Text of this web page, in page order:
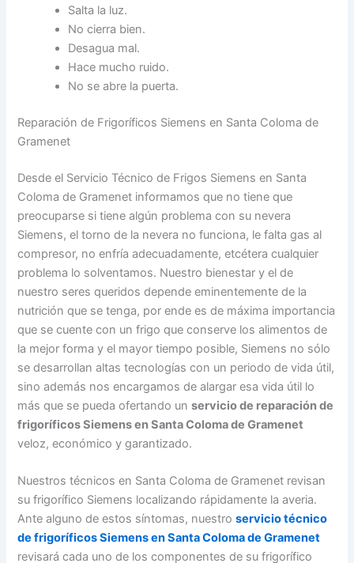
Salta la luz.
No cierra bien.
Desagua mal.
Hace mucho ruido.
No se abre la puerta.
Reparación de Frigoríficos Siemens en Santa Coloma de
Gramenet
Desde el Servicio Técnico de Frigos Siemens en Santa
Coloma de Gramenet informamos que no tiene que
preocuparse si tiene algún problema con su nevera
Siemens, el torno de la nevera no funciona, le falta gas al
compresor, no enfría adecuadamente, etcétera cualquier
problema lo solventamos. Nuestro bienestar y el de
nuestro seres queridos depende eminentemente de la
nutrición que se tenga, por ende es de máxima importancia
que se cuente con un frigo que conserve los alimentos de
la mejor forma y el mayor tiempo posible, Siemens no sólo
se desarrollan altas tecnologías con un periodo de vida útil,
sino además nos encargamos de alargar esa vida útil lo
más que se pueda ofertando unservicio de reparación de
frigoríficos Siemens en Santa Coloma de Gramenet
veloz, económico y garantizado.
Nuestros técnicos en Santa Coloma de Gramenet revisan
su frigorífico Siemens localizando rápidamente la averia.
Ante alguno de estos síntomas, nuestroservicio técnico
de frigoríficos Siemens en Santa Coloma de Gramenet
revisará cada uno de los componentes de su frigorífico